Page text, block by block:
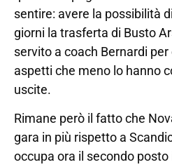
sentire: avere la possibilità
giorni la trasferta di Busto
servito a coach Bernardi
aspetti che meno lo hanno
uscite.
Rimane però il fatto che
gara in più rispetto a
occupa ora il secondo